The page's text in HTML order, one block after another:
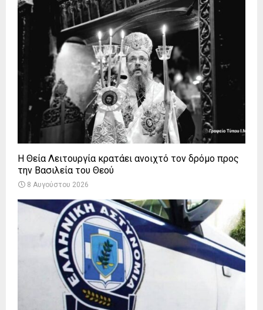
Η Θεία Λειτουργία κρατάει ανοιχτό τον δρόμο προς
την Βασιλεία του Θεού
8 Αυγούστου 2026